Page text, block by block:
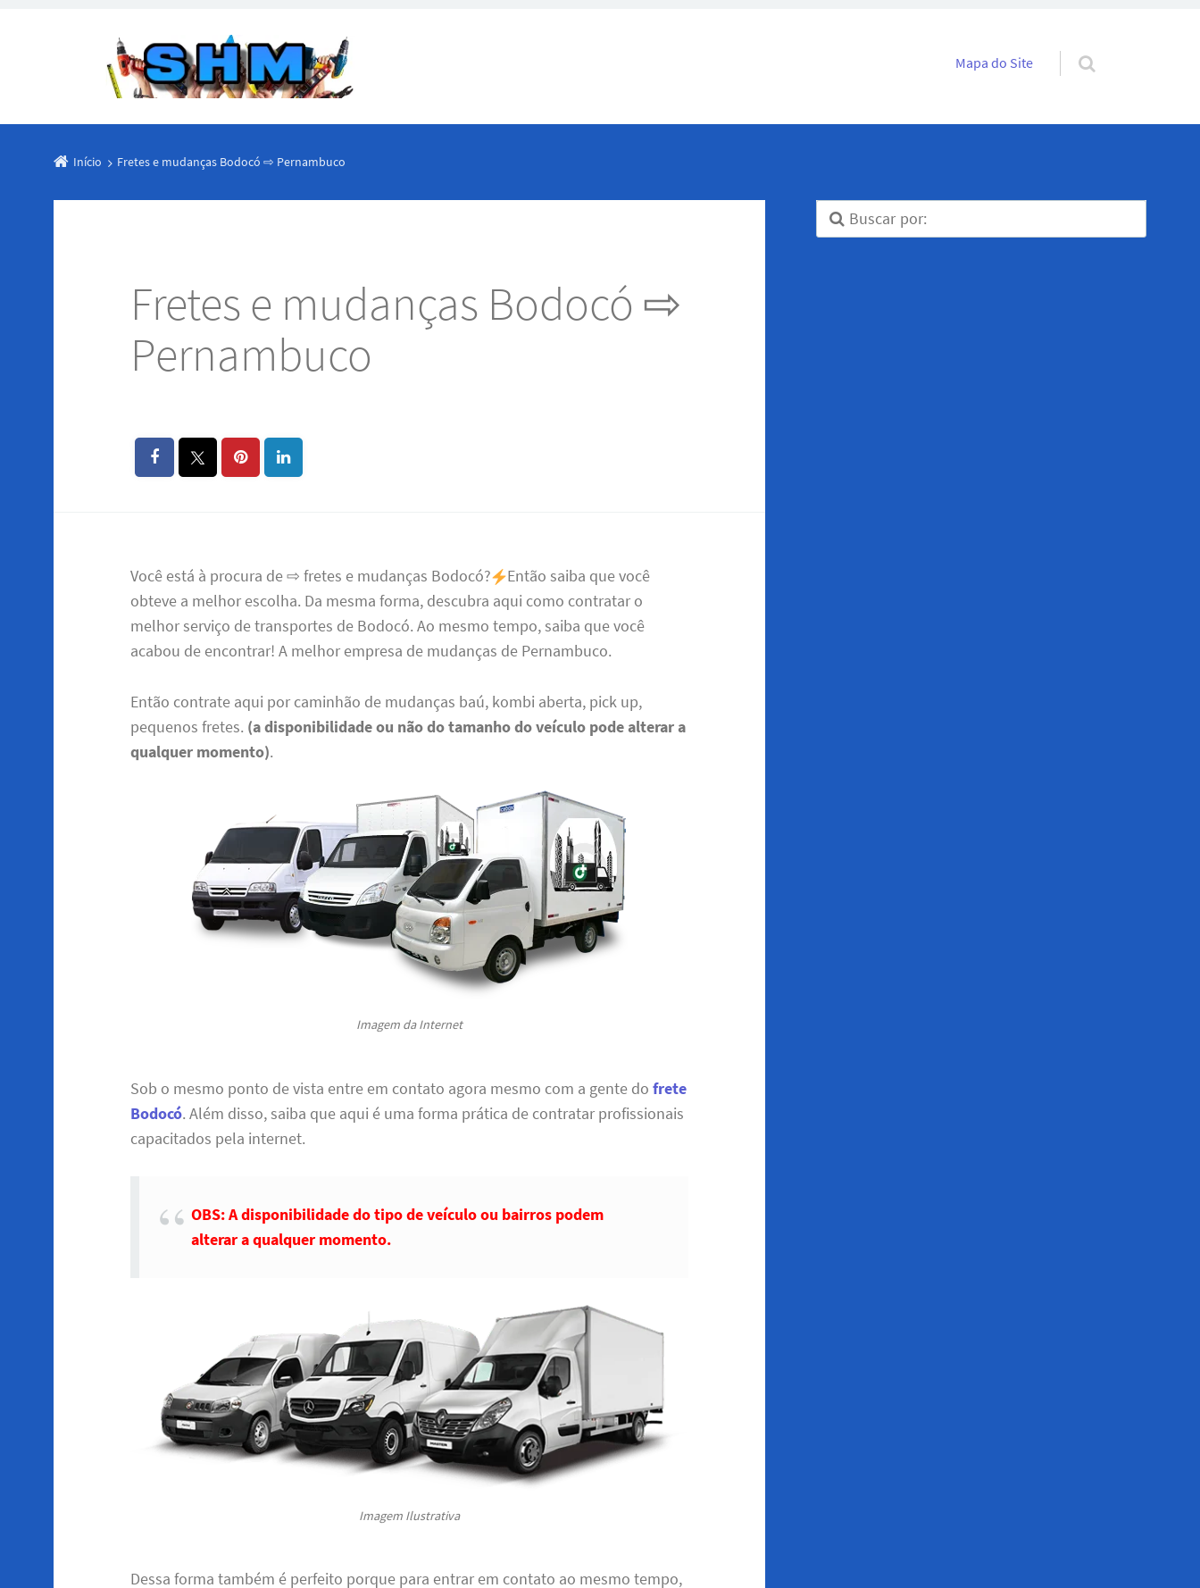
Pular para o conteúdo
Mapa do Site
Início Fretes e mudanças Bodocó ⇨ Pernambuco
Fretes e mudanças Bodocó ⇨
Pernambuco
Você está à procura de ⇨ fretes e mudanças Bodocó?
Então saiba que você
obteve a melhor escolha. Da mesma forma, descubra aqui como contratar o
melhor serviço de transportes de Bodocó. Ao mesmo tempo, saiba que você
acabou de encontrar! A melhor empresa de mudanças de Pernambuco.
Então contrate aqui por caminhão de mudanças baú, kombi aberta, pick up,
pequenos fretes. (a disponibilidade ou não do tamanho do veículo pode alterar a
qualquer momento).
Imagem da Internet
Sob o mesmo ponto de vista entre em contato agora mesmo com a gente dofrete
Bodocó. Além disso, saiba que aqui é uma forma prática de contratar profissionais
capacitados pela internet.
OBS: A disponibilidade do tipo de veículo ou bairros podem
alterar a qualquer momento.
Imagem Ilustrativa
Dessa forma também é perfeito porque para entrar em contato ao mesmo tempo,